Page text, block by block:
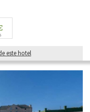
este hotel